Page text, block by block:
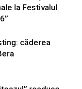
la Festivalul
căderea